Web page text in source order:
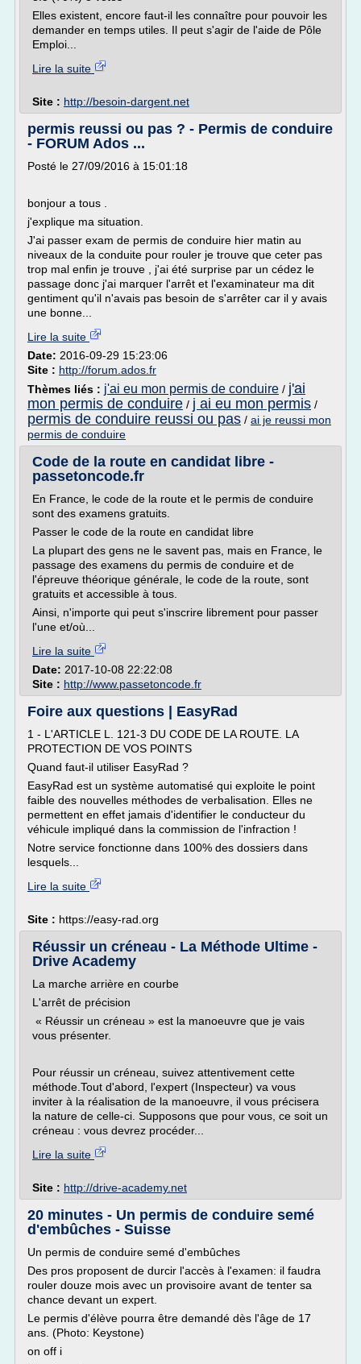
Elles existent, encore faut-il les connaître pour pouvoir les
demander en temps utiles. Il peut s'agir de l'aide de Pôle
Emploi...
Lire la suite
Site : http://besoin-dargent.net
permis reussi ou pas ? - Permis de conduire
- FORUM Ados ...
Posté le 27/09/2016 à 15:01:18
bonjour a tous .
j'explique ma situation.
J'ai passer exam de permis de conduire hier matin au
niveaux de la conduite pour rouler je trouve que ceter pas
trop mal enfin je trouve , j'ai été surprise par un cédez le
passage donc j'ai marquer l'arrêt et l'examinateur ma dit
gentiment qu'il n'avais pas besoin de s'arrêter car il y avais
une bonne...
Lire la suite
Date: 2016-09-29 15:23:06
Site : http://forum.ados.fr
Thèmes liés : j'ai eu mon permis de conduire / j'ai
mon permis de conduire / j ai eu mon permis /
permis de conduire reussi ou pas / ai je reussi mon
permis de conduire
Code de la route en candidat libre -
passetoncode.fr
En France, le code de la route et le permis de conduire
sont des examens gratuits.
Passer le code de la route en candidat libre
La plupart des gens ne le savent pas, mais en France, le
passage des examens du permis de conduire et de
l'épreuve théorique générale, le code de la route, sont
gratuits et accessible à tous.
Ainsi, n'importe qui peut s'inscrire librement pour passer
l'une et/où...
Lire la suite
Date: 2017-10-08 22:22:08
Site : http://www.passetoncode.fr
Foire aux questions | EasyRad
1 - L'ARTICLE L. 121-3 DU CODE DE LA ROUTE. LA
PROTECTION DE VOS POINTS
Quand faut-il utiliser EasyRad ?
EasyRad est un système automatisé qui exploite le point
faible des nouvelles méthodes de verbalisation. Elles ne
permettent en effet jamais d'identifier le conducteur du
véhicule impliqué dans la commission de l'infraction !
Notre service fonctionne dans 100% des dossiers dans
lesquels...
Lire la suite
Site : https://easy-rad.org
Réussir un créneau - La Méthode Ultime -
Drive Academy
La marche arrière en courbe
L'arrêt de précision
« Réussir un créneau » est la manoeuvre que je vais
vous présenter.
Pour réussir un créneau, suivez attentivement cette
méthode.Tout d'abord, l'expert (Inspecteur) va vous
inviter à la réalisation de la manoeuvre, il vous précisera
la nature de celle-ci. Supposons que pour vous, ce soit un
créneau : vous devrez procéder...
Lire la suite
Site : http://drive-academy.net
20 minutes - Un permis de conduire semé
d'embûches - Suisse
Un permis de conduire semé d'embûches
Des pros proposent de durcir l'accès à l'examen: il faudra
rouler douze mois avec un provisoire avant de tenter sa
chance devant un expert.
Le permis d'élève pourra être demandé dès l'âge de 17
ans. (Photo: Keystone)
on off i